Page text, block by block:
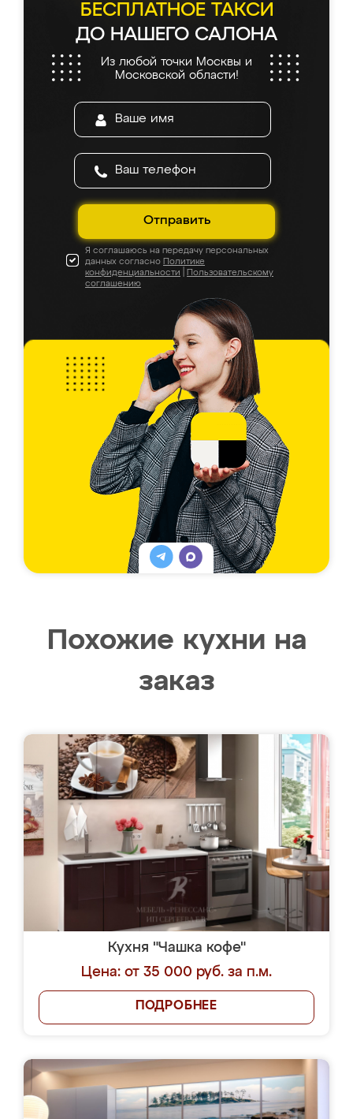
БЕСПЛАТНОЕ ТАКСИ
ДО НАШЕГО САЛОНА
Из любой точки Москвы и
Московской области!
Отправить
Я соглашаюсь на передачу персональных
данных согласно Политике
конфиденциальности
Пользовательскому
соглашению
Похожие кухни на
заказ
Кухня "Чашка кофе"
Цена: от 35 000 руб. за п.м.
ПОДРОБНЕЕ